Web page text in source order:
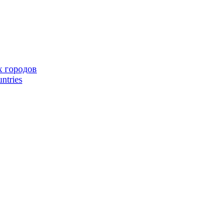
городов